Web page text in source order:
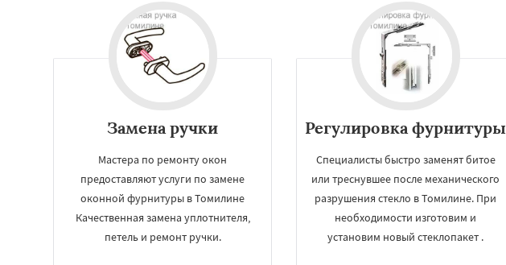
Замена ручки
Мастера по ремонту окон
предоставляют услуги по замене
оконной фурнитуры в Томилине
Качественная замена уплотнителя,
петель и ремонт ручки.
Регулировка фурнитуры
Специалисты быстро заменят битое
или треснувшее после механического
разрушения стекло в Томилине. При
необходимости изготовим и
установим новый стеклопакет .